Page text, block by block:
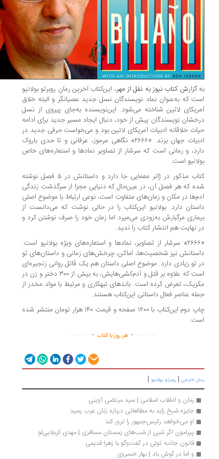
ش کتاب نیوز به نقل از مهر، این‌کتاب آخرین رمانِ روبرتو بولانیو
که به‌عنوان نماد نویسندگان نسل جدید عصیانگر و البته خلاق
لاتین شناخته می‌شود. این‌نویسنده به‌جای پیروی از نسل
نویسندگان پیش از خود، دنبال ایجاد مسیر جدید برای ادامه
خلاقانه ادبیات آمریکای لاتین بود و می‌خواست حرفی جدید در
ادبیات جهان بزند. «۲۶۶۶» نگاهی مرموز، عرفانی و تا حدی باروک
و رمانی است که سرشار از تصاویر نمادها و استعاره‌های خاص
است.
کتاب مذکور در ژانر معمایی جا دارد و داستانش در ۵ فصل نوشته
که هر فصل آن، در عین‌حال که دنیایی مجزا از سرگذشت زندگی
در مکان و زمان‌های متفاوت است، نوعی ارتباط با موضوع اصلی
دارد. بولانیو این‌کتاب را در حالی نوشت که می‌دانست از
مرگبارش به‌زودی می‌میرد اما زمان خود را صرف نوشتن کرد و
نهایت هم انتشار کتاب را ندید.
«۲۶۶۶» سرشار از تصاویر، نمادها و استعاره‌های ویژه بولانیو است.
نیز شخصیت‌ها، اماکن، چرخش‌های زمانی و داستان‌های تو
تو زیادی دارد. موضوع اصلی داستان هم یک قاتل روانی زنجیره‌ای
است که علاوه بر قتل و آدم‌کشی‌هایش، به بیش از ۳۰۰ دختر و زن در
تعرض کرده است. باندهای تبهکاری و مرتبط با مواد مخدر از
عناصر فعال داستانی این‌کتاب هستند.
چاپ دوم این‌کتاب با ۱۲۰۰ صفحه و قیمت ۱۴۰ هزار تومان منتشر شده
...............
. هر روز با کتاب .
..............
خارجی|روبرتو بولانیو|
رمان و انقلاب اسلامی | سید مرتضی آوینی
جایزه شیخ زاید به مطالعاتی درباره زنان عرب رسید
او می‌خواهد رئیس‌جمهور را ترور کند
پیرامون اگر شبی از شب‌های زمستان مسافری | مهدی کربلایی‌لو
قانون جاذبه تولی در گفت‌وگو با زهرا قدیمی
و اما در گوش باد | بهار خسروی